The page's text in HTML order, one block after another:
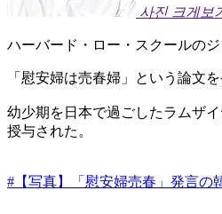
사진 크게보
ハーバード・ロー・スクールの
「慰安婦は売春婦」という論文
幼少期を日本で過ごしたラムザ
授与された。
#【写真】「慰安婦売春」発言の